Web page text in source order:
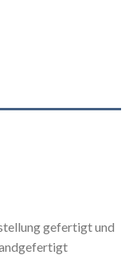
gefertigt und